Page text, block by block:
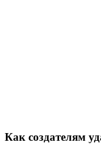
Как создателям